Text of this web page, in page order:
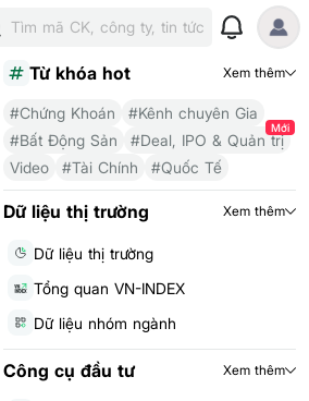
Tìm mã CK, công ty, tin tức
Từ khóa hot Xem thêm
#Chứng Khoán
#Kênh chuyên Gia
#Bất Động Sản
#Deal, IPO & Quản trị
Mới
Video #Tài Chính #Quốc Tế
Dữ liệu thị trường Xem thêm
Dữ liệu thị trường
Tổng quan VN-INDEX
Dữ liệu nhóm ngành
Công cụ đầu tư Xem thêm